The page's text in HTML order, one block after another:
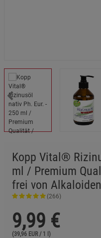
Kopp Vital®
ml / Premium
frei von Alkaloiden
(266)
9,99 €
(39,96 EUR / 1 l)